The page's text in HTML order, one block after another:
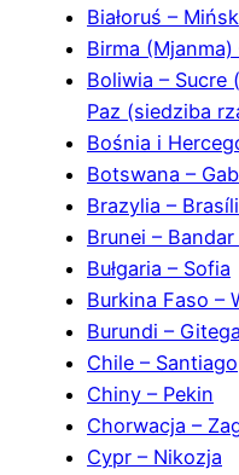
Białoruś – Mińsk
Birma
Boliwia –
Paz (siedziba
Bośnia i
Botswana –
Brazylia –
Brunei –
Bułgaria – Sofia
Burkina Faso –
Burundi – Gitega
Chile – Santiago
Chiny – Pekin
Chorwacja –
Cypr – Nikozja